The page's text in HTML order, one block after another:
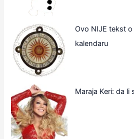
Ovo NIJE tekst
kalendaru
Maraja Keri: da li